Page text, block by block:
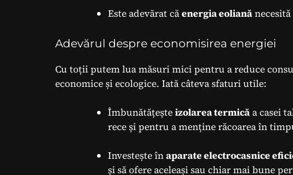
Este adevărat căenergia eoliană
Adevărul despre economisirea energiei
Cu toții putem lua măsuri mici pentru a reduce
economice și ecologice. Iată câteva sfaturi utile:
Îmbunătățeșteizolarea termicăa casei
rece și pentru a menține răcoarea în
Investește înaparate electrocasnice
și să ofere aceleași sau chiar mai bune